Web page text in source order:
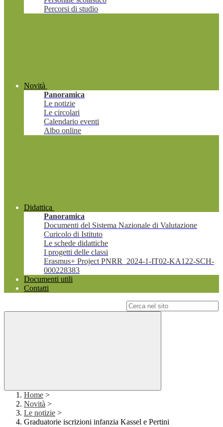
Percorsi di studio
Novità
Panoramica
Le notizie
Le circolari
Calendario eventi
Albo online
Didattica
Panoramica
Documenti del Sistema Nazionale di Valutazione
Curicolo di Istituto
Le schede didattiche
I progetti delle classi
Erasmus+ Project PNRR_2024-1-IT02-KA122-SCH-
000228383
Documenti utili
Contatti
Home >
Novità >
Le notizie >
Graduatorie iscrizioni infanzia Kassel e Pertini